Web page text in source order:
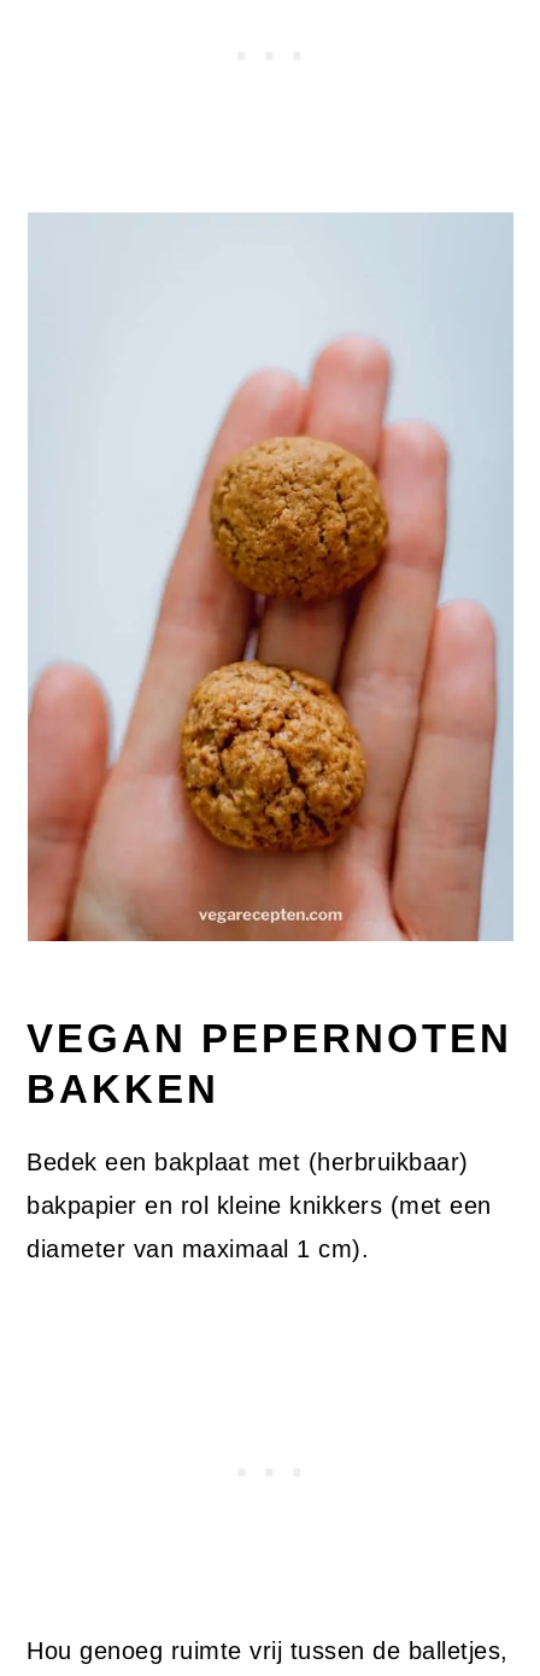
VEGAN PEPERNOTEN
BAKKEN
Bedek een bakplaat met (herbruikbaar)
bakpapier en rol kleine knikkers (met een
diameter van maximaal 1 cm).
Hou genoeg ruimte vrij tussen de balletjes,